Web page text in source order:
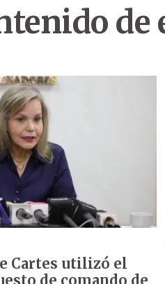
de
Cartes utilizó el
de comando de